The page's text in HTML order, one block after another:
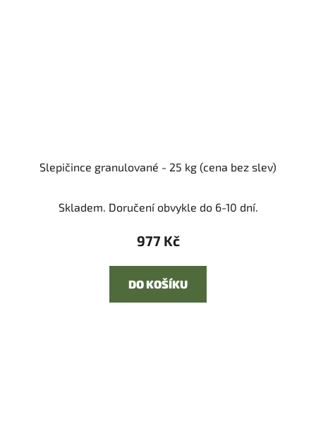
Slepičince granulované - 25 kg (cena bez slev)
Skladem. Doručení obvykle do 6-10 dní.
977 Kč
DO KOŠÍKU